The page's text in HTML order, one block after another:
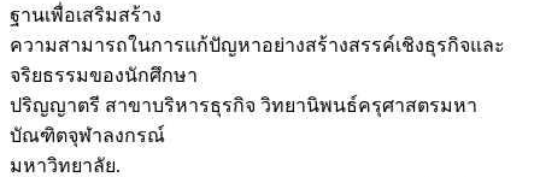
ฐานเพื่อเสริมสร้าง
ความสามารถในการแก้ปัญหาอย่างสร้างสรรค์เชิงธุรกิจและ
จริยธรรมของนักศึกษา
ปริญญาตรี สาขาบริหารธุรกิจ วิทยานิพนธ์ครุศาสตรมหา
บัณฑิตจุฬาลงกรณ์
มหาวิทยาลัย.